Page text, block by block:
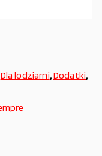
Dla lodziarni,Dodatki,